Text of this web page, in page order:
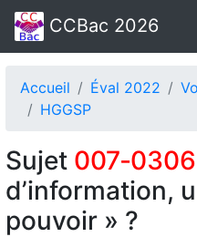
CCBac 2026
Accueil Éval 2022
HGGSP
Sujet
d’information,
pouvoir » ?